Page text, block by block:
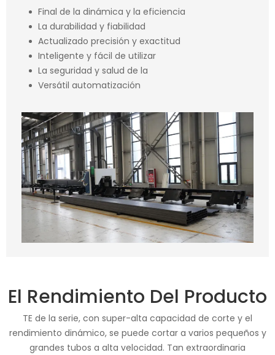
Final de la dinámica y la eficiencia
La durabilidad y fiabilidad
Actualizado precisión y exactitud
Inteligente y fácil de utilizar
La seguridad y salud de la
Versátil automatización
El Rendimiento Del Producto
TE de la serie, con super-alta capacidad de corte y el
rendimiento dinámico, se puede cortar a varios pequeños y
grandes tubos a alta velocidad. Tan extraordinaria